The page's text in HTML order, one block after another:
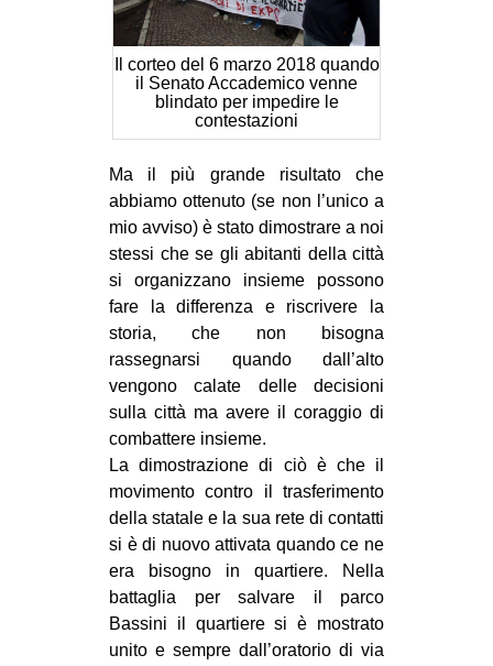
Il corteo del 6 marzo 2018 quando
il Senato Accademico venne
blindato per impedire le
contestazioni
Ma il più grande risultato che
abbiamo ottenuto (se non l’unico a
mio avviso) è stato dimostrare a noi
stessi che se gli abitanti della città
si organizzano insieme possono
fare la differenza e riscrivere la
storia, che non bisogna
rassegnarsi quando dall’alto
vengono calate delle decisioni
sulla città ma avere il coraggio di
combattere insieme.
La dimostrazione di ciò è che il
movimento contro il trasferimento
della statale e la sua rete di contatti
si è di nuovo attivata quando ce ne
era bisogno in quartiere. Nella
battaglia per salvare il parco
Bassini il quartiere si è mostrato
unito e sempre dall’oratorio di via